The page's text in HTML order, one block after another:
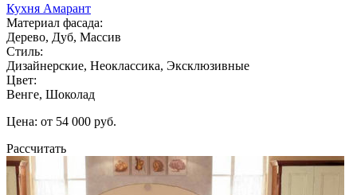
Кухня Амарант
Материал фасада:
Дерево, Дуб, Массив
Стиль:
Дизайнерские, Неоклассика, Эксклюзивные
Цвет:
Венге, Шоколад
Цена: от 54 000 руб.
Рассчитать